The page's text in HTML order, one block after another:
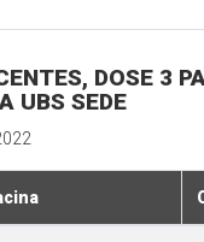
DOSE 3
UBS SEDE